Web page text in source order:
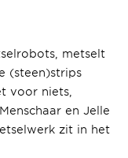
metselt
(steen)strips
voor niets,
en Jelle
zit in het